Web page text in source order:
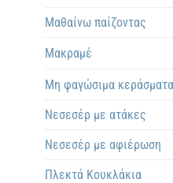
Μαθαίνω παίζοντας
Μακραμέ
Μη φαγώσιμα κεράσματα
Νεσεσέρ με ατάκες
Νεσεσέρ με αφιέρωση
Πλεκτά Kουκλάκια